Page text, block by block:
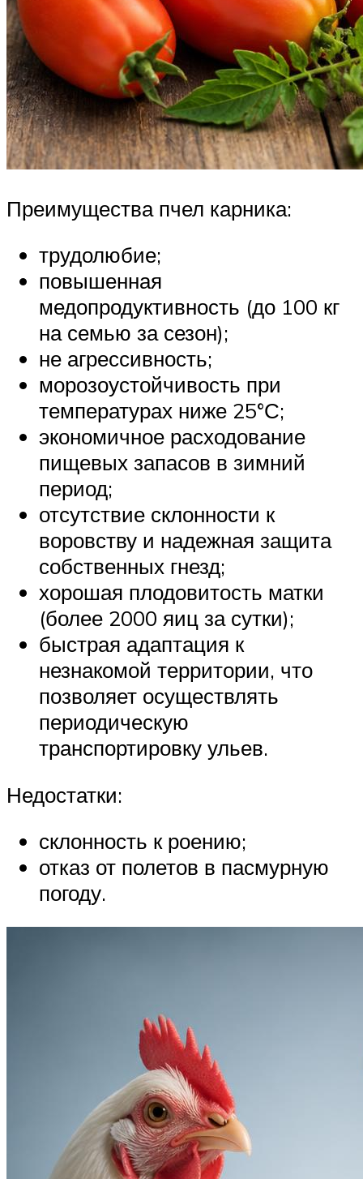
Преимущества пчел карника:
трудолюбие;
повышенная
медопродуктивность (до 100 кг
на семью за сезон);
не агрессивность;
морозоустойчивость при
температурах ниже 25°С;
экономичное расходование
пищевых запасов в зимний
период;
отсутствие склонности к
воровству и надежная защита
собственных гнезд;
хорошая плодовитость матки
(более 2000 яиц за сутки);
быстрая адаптация к
незнакомой территории, что
позволяет осуществлять
периодическую
транспортировку ульев.
Недостатки:
склонность к роению;
отказ от полетов в пасмурную
погоду.